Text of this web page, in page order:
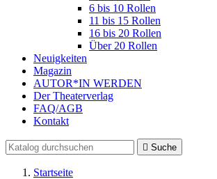
6 bis 10 Rollen
11 bis 15 Rollen
16 bis 20 Rollen
Über 20 Rollen
Neuigkeiten
Magazin
AUTOR*IN WERDEN
Der Theaterverlag
FAQ/AGB
Kontakt
 Suche
Startseite